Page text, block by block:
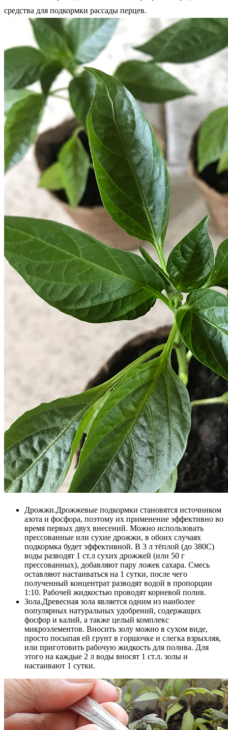
средства для подкормки рассады перцев.
Дрожжи.Дрожжевые подкормки становятся источником
азота и фосфора, поэтому их применение эффективно во
время первых двух внесений. Можно использовать
прессованные или сухие дрожжи, в обоих случаях
подкормка будет эффективной. В 3 л тёплой (до 380С)
воды разводят 1 ст.л сухих дрожжей (или 50 г
прессованных), добавляют пару ложек сахара. Смесь
оставляют настаиваться на 1 сутки, после чего
полученный концентрат разводят водой в пропорции
1:10. Рабочей жидкостью проводят корневой полив.
Зола.Древесная зола является одним из наиболее
популярных натуральных удобрений, содержащих
фосфор и калий, а также целый комплекс
микроэлементов. Вносить золу можно в сухом виде,
просто посыпая ей грунт в горшочке и слегка взрыхляя,
или приготовить рабочую жидкость для полива. Для
этого на каждые 2 л воды вносят 1 ст.л. золы и
настаивают 1 сутки.